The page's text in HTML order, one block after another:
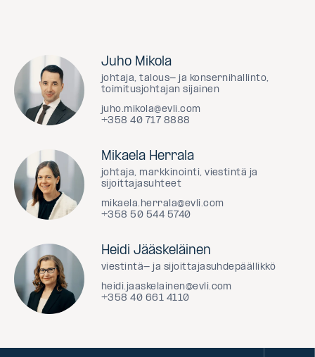
Juho Mikola
johtaja, talous- ja konsernihallinto,
toimitusjohtajan sijainen
juho.mikola@evli.com
+358 40 717 8888
Mikaela Herrala
johtaja, markkinointi, viestintä ja
sijoittajasuhteet
mikaela.herrala@evli.com
+358 50 544 5740
Heidi Jääskeläinen
viestintä- ja sijoittajasuhdepäällikkö
heidi.jaaskelainen@evli.com
+358 40 661 4110